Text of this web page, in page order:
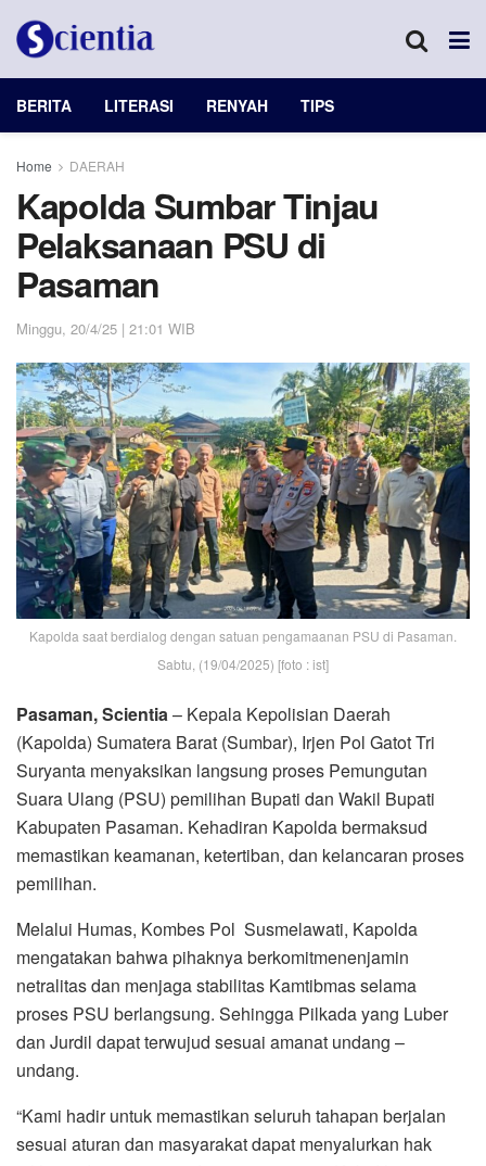
BERITA LITERASI RENYAH TIPS
Home DAERAH
Kapolda Sumbar Tinjau
Pelaksanaan PSU di
Pasaman
Minggu, 20/4/25 | 21:01 WIB
Kapolda saat berdialog dengan satuan pengamaanan PSU di Pasaman.
Sabtu, (19/04/2025) [foto : ist]
Pasaman, Scientia – Kepala Kepolisian Daerah
(Kapolda) Sumatera Barat (Sumbar), Irjen Pol Gatot Tri
Suryanta menyaksikan langsung proses Pemungutan
Suara Ulang (PSU) pemilihan Bupati dan Wakil Bupati
Kabupaten Pasaman. Kehadiran Kapolda bermaksud
memastikan keamanan, ketertiban, dan kelancaran proses
pemilihan.
Melalui Humas, Kombes Pol Susmelawati, Kapolda
mengatakan bahwa pihaknya berkomitmenenjamin
netralitas dan menjaga stabilitas Kamtibmas selama
proses PSU berlangsung. Sehingga Pilkada yang Luber
dan Jurdil dapat terwujud sesuai amanat undang –
undang.
“Kami hadir untuk memastikan seluruh tahapan berjalan
sesuai aturan dan masyarakat dapat menyalurkan hak